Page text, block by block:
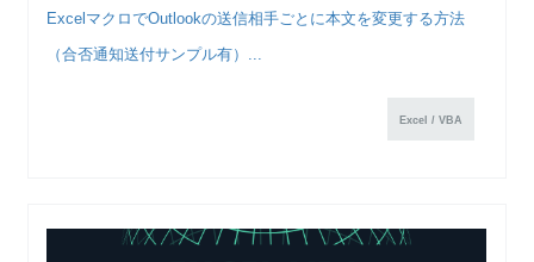
ExcelマクロでOutlookの送信相手ごとに本文を変更する方法
（合否通知送付サンプル有）...
Excel / VBA